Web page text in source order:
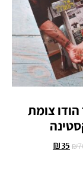
צומת
₪ 35